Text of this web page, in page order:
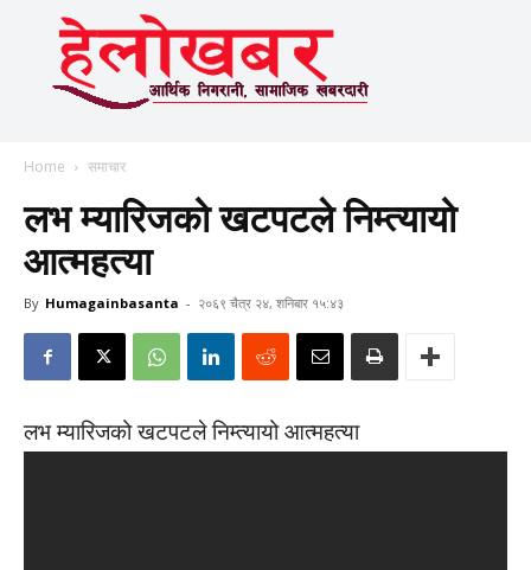
Home समाचार
लभ म्यारिजको खटपटले निम्त्यायो
आत्महत्या
By Humagainbasanta - २०६९ चैत्र २४, शनिबार १५:४३
लभ म्यारिजको खटपटले निम्त्यायो आत्महत्या